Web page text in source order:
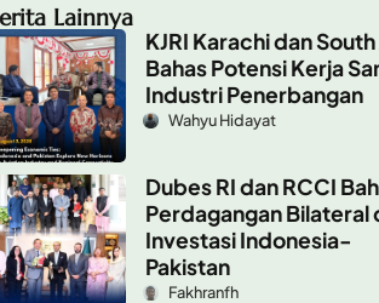
Lainnya
KJRI Karachi dan
Bahas Potensi Kerja
Industri Penerbangan
Wahyu Hidayat
Dubes RI dan RCCI
Perdagangan Bilateral
Investasi Indonesia-
Pakistan
Fakhranfh